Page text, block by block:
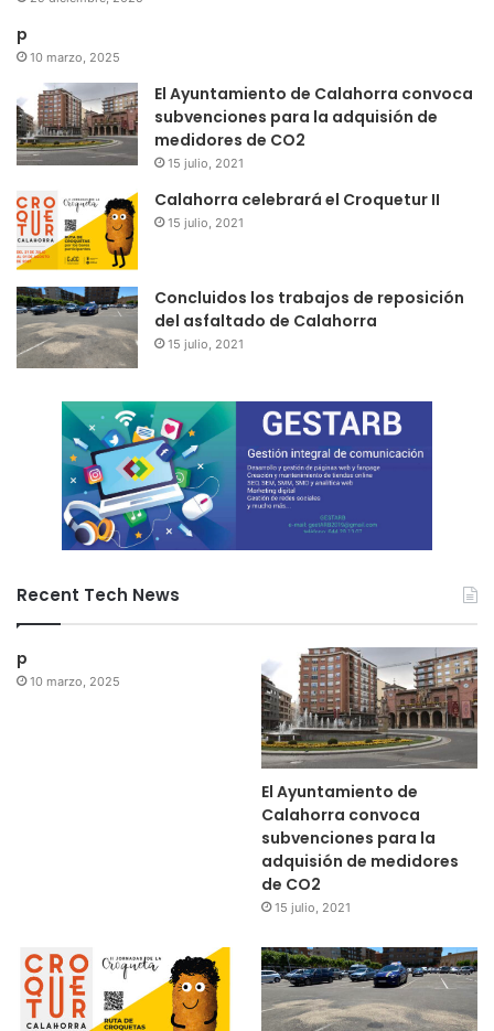
p
10 marzo, 2025
El Ayuntamiento de Calahorra convoca
subvenciones para la adquisión de
medidores de CO2
15 julio, 2021
Calahorra celebrará el Croquetur II
15 julio, 2021
Concluidos los trabajos de reposición
del asfaltado de Calahorra
15 julio, 2021
Recent Tech News
p
10 marzo, 2025
El Ayuntamiento de
Calahorra convoca
subvenciones para la
adquisión de medidores
de CO2
15 julio, 2021